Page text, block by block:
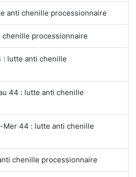
anti chenille processionnaire
chenille processionnaire
: lutte anti chenille
44 : lutte anti chenille
Mer 44 : lutte anti chenille
chenille processionnaire